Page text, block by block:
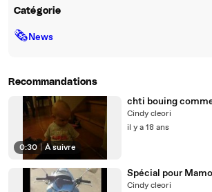
Catégorie
🗞News
Recommandations
0:30 | À suivre
chti bouing
Cindy cleori
il y a 18 ans
Spécial pour
Cindy cleori